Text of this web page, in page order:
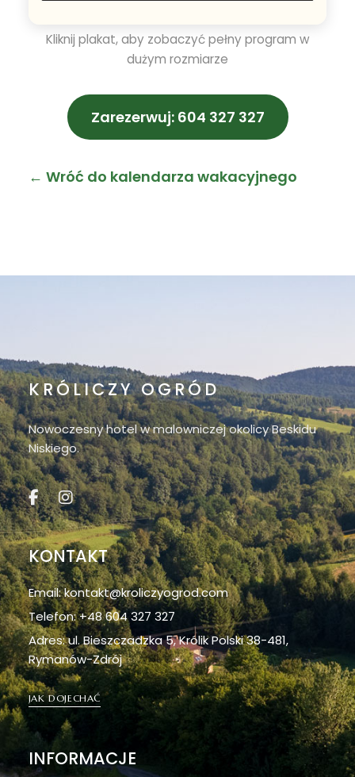
Kliknij plakat, aby zobaczyć pełny program w
dużym rozmiarze
Zarezerwuj: 604 327 327
← Wróć do kalendarza wakacyjnego
KRÓLICZY OGRÓD
Nowoczesny hotel w malowniczej okolicy Beskidu
Niskiego.
KONTAKT
Email: kontakt@kroliczyogrod.com
Telefon: +48 604 327 327
Adres: ul. Bieszczadzka 5, Królik Polski 38-481,
Rymanów-Zdrój
JAK DOJECHAĆ
INFORMACJE